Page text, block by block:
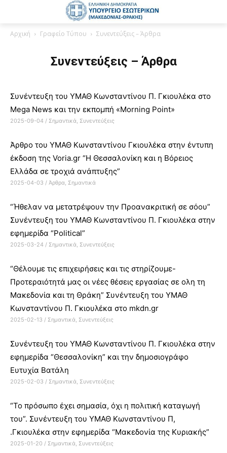
Αρχική Γραφείο Τύπου Συνεντεύξεις – Άρθρα
Συνεντεύξεις – Άρθρα
Συνέντευξη του ΥΜΑΘ Κωνσταντίνου Π. Γκιουλέκα στο
Mega News και την εκπομπή «Morning Point»
2025-09-04 / Σημαντικά, Συνεντεύξεις
Άρθρο του ΥΜΑΘ Κωνσταντίνου Γκιουλέκα στην έντυπη
έκδοση της Voria.gr “Η Θεσσαλονίκη και η Βόρειος
Ελλάδα σε τροχιά ανάπτυξης”
2025-04-03 / Άρθρα, Σημαντικά
“Ήθελαν να μετατρέψουν την Προανακριτική σε σόου”
Συνέντευξη του ΥΜΑΘ Κωνσταντίνου Π. Γκιουλέκα στην
εφημερίδα “Political”
2025-03-24 / Σημαντικά, Συνεντεύξεις
“Θέλουμε τις επιχειρήσεις και τις στηρίζουμε-
Προτεραιότητά μας οι νέες θέσεις εργασίας σε ολη τη
Μακεδονία και τη Θράκη” Συνέντευξη του ΥΜΑΘ
Κωνσταντίνου Π. Γκιουλέκα στo mkdn.gr
2025-02-13 / Σημαντικά, Συνεντεύξεις
Συνέντευξη του ΥΜΑΘ Κωνσταντίνου Π. Γκιουλέκα στην
εφημερίδα “Θεσσαλονίκη” και την δημοσιογράφο
Ευτυχία Βατάλη
2025-02-03 / Σημαντικά, Συνεντεύξεις
“Το πρόσωπο έχει σημασία, όχι η πολιτική καταγωγή
του”. Συνέντευξη του ΥΜΑΘ Κωνσταντίνου Π,
.Γκιουλέκα στην εφημερίδα “Μακεδονία της Κυριακής”
2025-01-20 / Σημαντικά, Συνεντεύξεις